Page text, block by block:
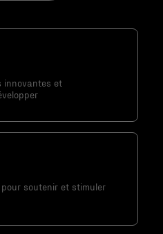
innovantes et
soutenir et stimuler
Statistiques
améliorer la
fonctionnalité
structure du
façon dont le